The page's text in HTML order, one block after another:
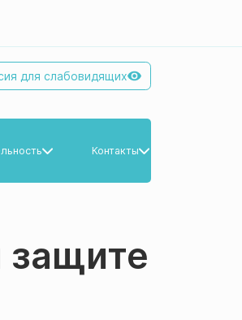
для слабовидящих
Контакты
защите